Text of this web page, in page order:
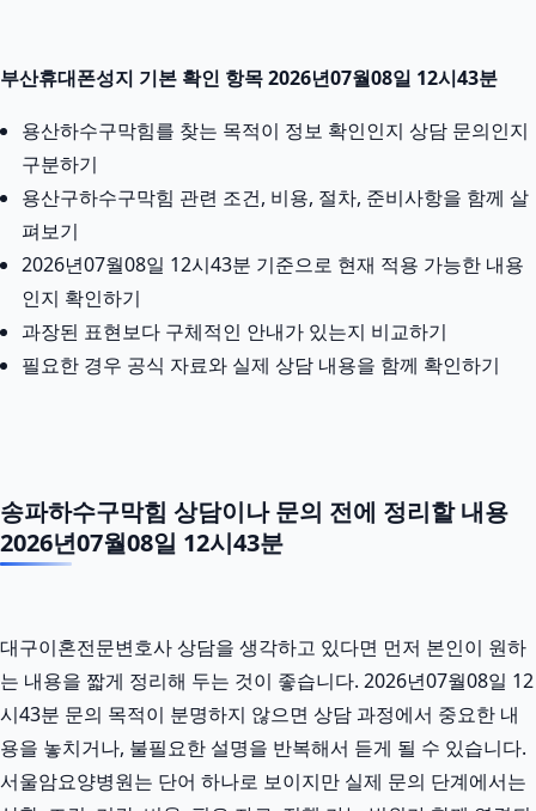
부산휴대폰성지 기본 확인 항목 2026년07월08일 12시43분
용산하수구막힘를 찾는 목적이 정보 확인인지 상담 문의인지
구분하기
용산구하수구막힘 관련 조건, 비용, 절차, 준비사항을 함께 살
펴보기
2026년07월08일 12시43분 기준으로 현재 적용 가능한 내용
인지 확인하기
과장된 표현보다 구체적인 안내가 있는지 비교하기
필요한 경우 공식 자료와 실제 상담 내용을 함께 확인하기
송파하수구막힘 상담이나 문의 전에 정리할 내용
2026년07월08일 12시43분
대구이혼전문변호사 상담을 생각하고 있다면 먼저 본인이 원하
는 내용을 짧게 정리해 두는 것이 좋습니다. 2026년07월08일 12
시43분 문의 목적이 분명하지 않으면 상담 과정에서 중요한 내
용을 놓치거나, 불필요한 설명을 반복해서 듣게 될 수 있습니다.
서울암요양병원는 단어 하나로 보이지만 실제 문의 단계에서는